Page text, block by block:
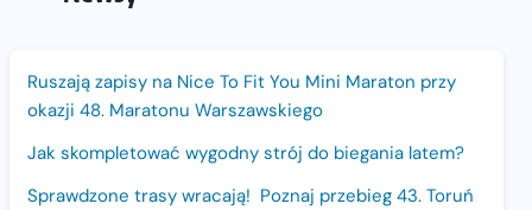
Ruszają zapisy na Nice To Fit You Mini Maraton przy
okazji 48. Maratonu Warszawskiego
Jak skompletować wygodny strój do biegania latem?
Sprawdzone trasy wracają! Poznaj przebieg 43. Toruń